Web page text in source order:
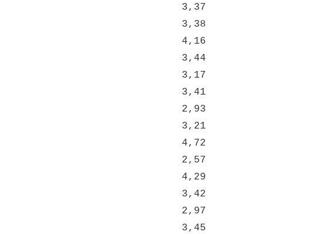
3,37
3,38
4,16
3,44
3,17
3,41
2,93
3,21
4,72
2,57
4,29
3,42
2,97
3,45